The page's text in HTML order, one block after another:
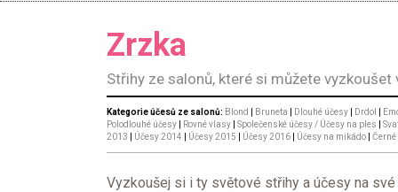
Zrzka
Střihy ze salonů, které si můžete vyzkoušet
Kategorie účesů ze salonů: Blond Bruneta Dlouhé účesy Drdol
Polodlouhé účesy
Rovné vlasy Společenské účesy / Účesy na ples
2013
Účesy 2014 Účesy 2015 Účesy 2016 Účesy na mikádo
Vyzkoušej si i ty světové střihy a účesy na